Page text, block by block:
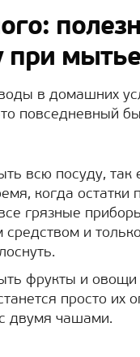
при
в домашних
повседневный
всю посуду,
когда остатки
грязные
и
фрукты и овощи
просто их
двумя чашами.